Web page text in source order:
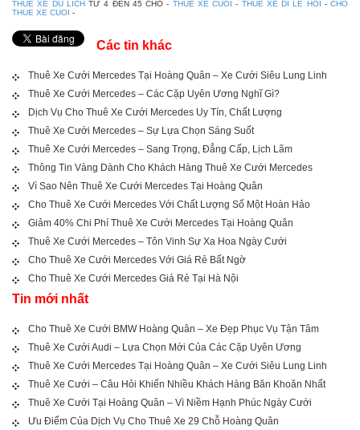
THUE XE DU LICHTỪ 4 ĐẾN 45 CHỖ - THUE XE CUOI - THUE XE DI LE HOI - CHO
THUE XE CUOI -
Các tin khác
Thuê Xe Cưới Mercedes Tại Hoàng Quân – Xe Cưới Siêu Lung Linh
Thuê Xe Cưới Mercedes – Các Cặp Uyên Ương Nghĩ Gì?
Dịch Vụ Cho Thuê Xe Cưới Mercedes Uy Tín, Chất Lượng
Thuê Xe Cưới Mercedes – Sự Lựa Chọn Sáng Suốt
Thuê Xe Cưới Mercedes – Sang Trọng, Đẳng Cấp, Lịch Lãm
Thông Tin Vàng Dành Cho Khách Hàng Thuê Xe Cưới Mercedes
Vì Sao Nên Thuê Xe Cưới Mercedes Tại Hoàng Quân
Cho Thuê Xe Cưới Mercedes Với Chất Lượng Số Một Hoàn Hảo
Giảm 40% Chi Phí Thuê Xe Cưới Mercedes Tại Hoàng Quân
Thuê Xe Cưới Mercedes – Tôn Vinh Sự Xa Hoa Ngày Cưới
Cho Thuê Xe Cưới Mercedes Với Giá Rẻ Bất Ngờ
Cho Thuê Xe Cưới Mercedes Giá Rẻ Tại Hà Nội
Tin mới nhất
Cho Thuê Xe Cưới BMW Hoàng Quân – Xe Đẹp Phục Vụ Tận Tâm
Thuê Xe Cưới Audi – Lựa Chọn Mới Của Các Cặp Uyên Ương
Thuê Xe Cưới Mercedes Tại Hoàng Quân – Xe Cưới Siêu Lung Linh
Thuê Xe Cưới – Câu Hỏi Khiến Nhiều Khách Hàng Băn Khoăn Nhất
Thuê Xe Cưới Tại Hoàng Quân – Vì Niềm Hạnh Phúc Ngày Cưới
Ưu Điểm Của Dịch Vụ Cho Thuê Xe 29 Chỗ Hoàng Quân